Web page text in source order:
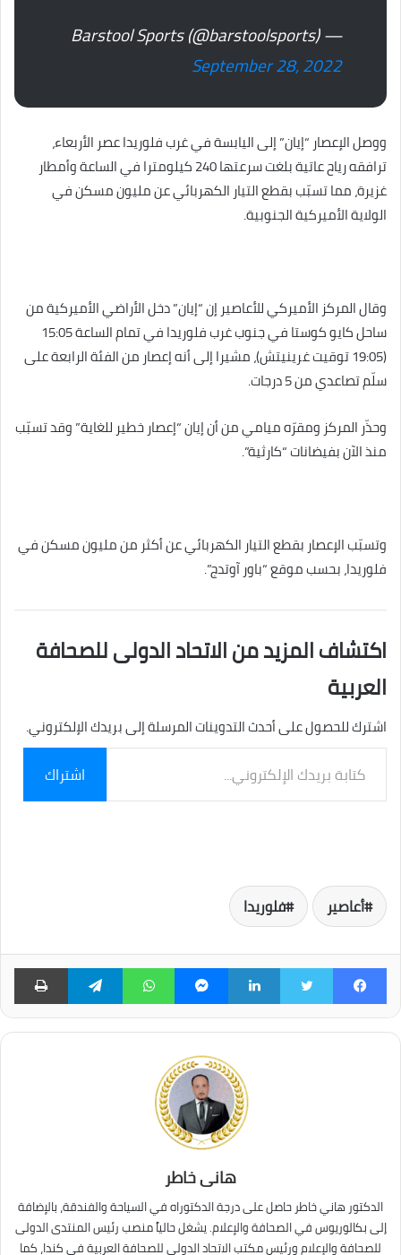
— Barstool Sports (@barstoolsports)
September 28, 2022
ووصل الإعصار “إيان” إلى اليابسة في غرب فلوريدا عصر الأربعاء،
ترافقه رياح عاتية بلغت سرعتها 240 كيلومترا في الساعة وأمطار
غزيرة، مما تسبّب بقطع التيار الكهربائي عن مليون مسكن في
الولاية الأميركية الجنوبية.
وقال المركز الأميركي للأعاصير إن “إيان” دخل الأراضي الأميركية من
ساحل كايو كوستا في جنوب غرب فلوريدا في تمام الساعة 15:05
(19:05 توقيت غرينيتش)، مشيرا إلى أنه إعصار من الفئة الرابعة على
سلّم تصاعدي من 5 درجات.
وحذّر المركز ومقرّه ميامي من أن إيان “إعصار خطير للغاية” وقد تسبّب
منذ الآن بفيضانات “كارثية”.
وتسبّب الإعصار بقطع التيار الكهربائي عن أكثر من مليون مسكن في
فلوريدا، بحسب موقع “باور آوتدج”.
اكتشاف المزيد من الاتحاد الدولى للصحافة
العربية
اشترك للحصول على أحدث التدوينات المرسلة إلى بريدك الإلكتروني.
بريدك
الإلكتروني...
اشتراك
أعاصير فلوريدا
فيسبوك لينكدإن ماسنجر واتساب تيلقرام
هانى خاطر
الدكتور هاني خاطر حاصل على درجة الدكتوراه في السياحة والفندقة، بالإضافة
إلى بكالوريوس في الصحافة والإعلام. يشغل حالياً منصب رئيس المنتدى الدولى
للصحافة والإعلام ورئيس مكتب الاتحاد الدولي للصحافة العربية في كندا، كما